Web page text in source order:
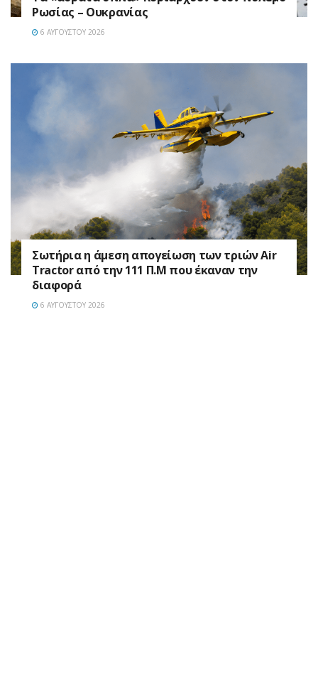
Ρωσίας – Ουκρανίας
6 ΑΥΓΟΎΣΤΟΥ 2026
Σωτήρια η άμεση απογείωση των τριών Air
Tractor από την 111 Π.M που έκαναν την
διαφορά
6 ΑΥΓΟΎΣΤΟΥ 2026